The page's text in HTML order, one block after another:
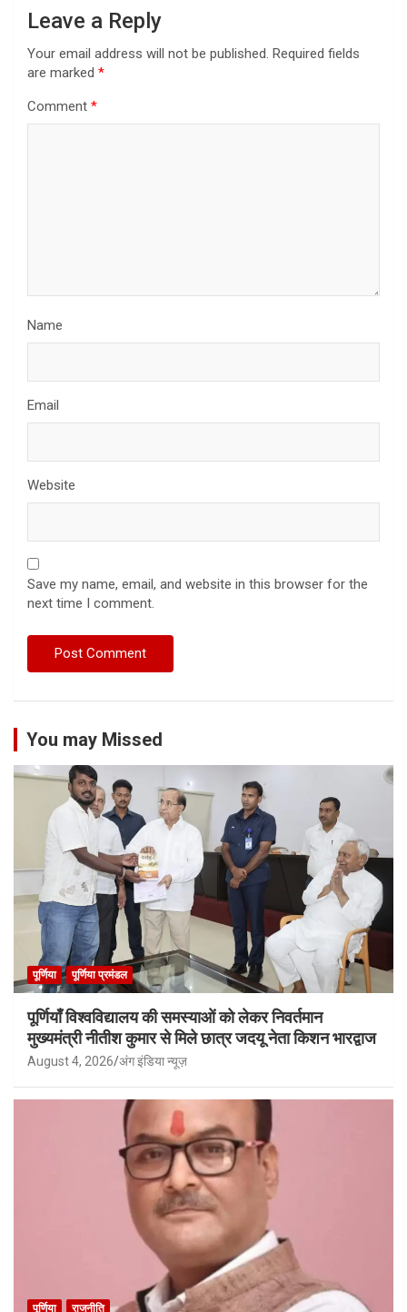
Leave a Reply
Your email address will not be published. Required fields
are marked *
Comment *
Name
Email
Website
Save my name, email, and website in this browser for the
next time I comment.
You may Missed
पूर्णिया पूर्णिया प्रमंडल
पूर्णियाँ विश्वविद्यालय की समस्याओं को लेकर निवर्तमान
मुख्यमंत्री नीतीश कुमार से मिले छात्र जदयू नेता किशन भारद्वाज
August 4, 2026 अंग इंडिया न्यूज़
पूर्णिया राजनीति